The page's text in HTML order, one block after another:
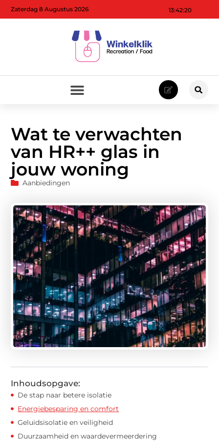
13:42:21
Zaterdag 8 Augustus 2026
Wat te verwachten
van HR++ glas in
jouw woning
Aanbiedingen
Inhoudsopgave:
De stap naar betere isolatie
Energiebesparing en comfort
Geluidsisolatie en veiligheid
Duurzaamheid en waardevermeerdering